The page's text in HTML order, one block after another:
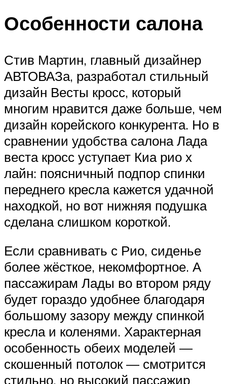
Особенности салона
Стив Мартин, главный дизайнер
АВТОВАЗа, разработал стильный
дизайн Весты кросс, который
многим нравится даже больше, чем
дизайн корейского конкурента. Но в
сравнении удобства салона Лада
веста кросс уступает Киа рио х
лайн: поясничный подпор спинки
переднего кресла кажется удачной
находкой, но вот нижняя подушка
сделана слишком короткой.
Если сравнивать с Рио, сиденье
более жёсткое, некомфортное. А
пассажирам Лады во втором ряду
будет гораздо удобнее благодаря
большому зазору между спинкой
кресла и коленями. Характерная
особенность обеих моделей —
скошенный потолок — смотрится
стильно, но высокий пассажир